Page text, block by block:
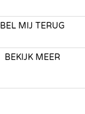
BEL MIJ TERUG
BEKIJK MEER